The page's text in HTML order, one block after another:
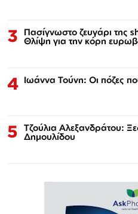
3 Πασίγνωστο ζευγάρι της
Θλίψη για την κόρη
4 Ιωάννα Τούνη: Οι πόζες
5 Τζούλια Αλεξανδράτου:
Δημουλίδου